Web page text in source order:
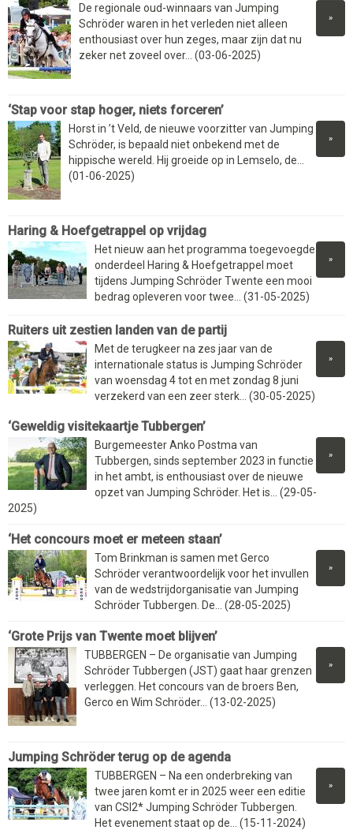
»
De regionale oud-winnaars van Jumping
Schröder waren in het verleden niet alleen
enthousiast over hun zeges, maar zijn dat nu
zeker net zoveel over... (03-06-2025)
‘Stap voor stap hoger, niets forceren’
»
Horst in ’t Veld, de nieuwe voorzitter van Jumping
Schröder, is bepaald niet onbekend met de
hippische wereld. Hij groeide op in Lemselo, de...
(01-06-2025)
Haring & Hoefgetrappel op vrijdag
»
Het nieuw aan het programma toegevoegde
onderdeel Haring & Hoefgetrappel moet
tijdens Jumping Schröder Twente een mooi
bedrag opleveren voor twee... (31-05-2025)
Ruiters uit zestien landen van de partij
»
Met de terugkeer na zes jaar van de
internationale status is Jumping Schröder
van woensdag 4 tot en met zondag 8 juni
verzekerd van een zeer sterk... (30-05-2025)
‘Geweldig visitekaartje Tubbergen’
»
Burgemeester Anko Postma van
Tubbergen, sinds september 2023 in functie
in het ambt, is enthousiast over de nieuwe
opzet van Jumping Schröder. Het is... (29-05-
2025)
‘Het concours moet er meteen staan’
»
Tom Brinkman is samen met Gerco
Schröder verantwoordelijk voor het invullen
van de wedstrijdorganisatie van Jumping
Schröder Tubbergen. De... (28-05-2025)
‘Grote Prijs van Twente moet blijven’
»
TUBBERGEN – De organisatie van Jumping
Schröder Tubbergen (JST) gaat haar grenzen
verleggen. Het concours van de broers Ben,
Gerco en Wim Schröder... (13-02-2025)
Jumping Schröder terug op de agenda
»
TUBBERGEN – Na een onderbreking van
twee jaren komt er in 2025 weer een editie
van CSI2* Jumping Schröder Tubbergen.
Het evenement staat op de... (15-11-2024)